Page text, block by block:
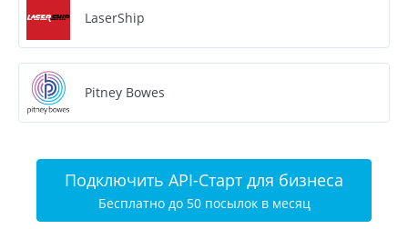
LaserShip
Pitney Bowes
Подключить API-Старт для бизнеса
Бесплатно до 50 посылок в месяц